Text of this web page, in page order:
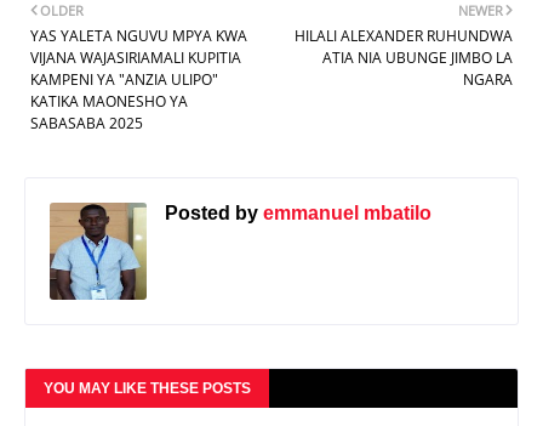
NEWER
HILALI ALEXANDER RUHUNDWA
ATIA NIA UBUNGE JIMBO LA
NGARA
OLDER
YAS YALETA NGUVU MPYA KWA
VIJANA WAJASIRIAMALI KUPITIA
KAMPENI YA "ANZIA ULIPO"
KATIKA MAONESHO YA
SABASABA 2025
Posted by emmanuel mbatilo
YOU MAY LIKE THESE POSTS